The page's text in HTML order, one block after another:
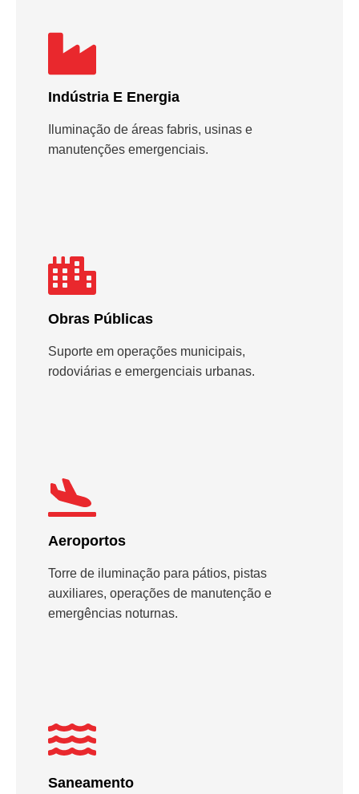
Indústria E Energia
Iluminação de áreas fabris, usinas e
manutenções emergenciais.
Obras Públicas
Suporte em operações municipais,
rodoviárias e emergenciais urbanas.
Aeroportos
Torre de iluminação para pátios, pistas
auxiliares, operações de manutenção e
emergências noturnas.
Saneamento